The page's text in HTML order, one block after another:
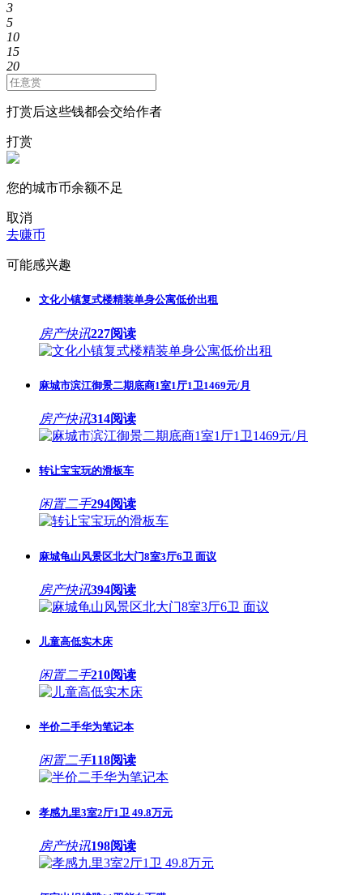
3
5
10
15
20
打赏后这些钱都会交给作者
打赏
您的城市币余额不足
取消
去赚币
可能感兴趣
文化小镇复式楼精装单身公寓低价出租
房产快讯227阅读
麻城市滨江御景二期底商1室1厅1卫1469元/月
房产快讯314阅读
转让宝宝玩的滑板车
闲置二手294阅读
麻城龟山风景区北大门8室3厅6卫 面议
房产快讯394阅读
儿童高低实木床
闲置二手210阅读
半价二手华为笔记本
闲置二手118阅读
孝感九里3室2厅1卫 49.8万元
房产快讯198阅读